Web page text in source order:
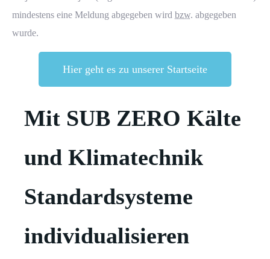
mindestens eine Meldung abgegeben wird bzw. abgegeben
wurde.
Hier geht es zu unserer Startseite
Mit SUB ZERO Kälte
und Klimatechnik
Standardsysteme
individualisieren